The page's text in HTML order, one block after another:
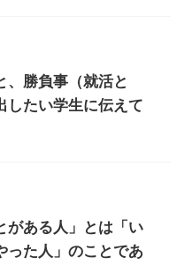
、勝負事（就活と
したい学生に伝えて
がある人」とは「い
った人」のことであ